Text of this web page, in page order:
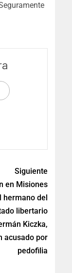
Siguiente
en Misiones
hermano del
libertario
Kiczka,
acusado por
pedofilia